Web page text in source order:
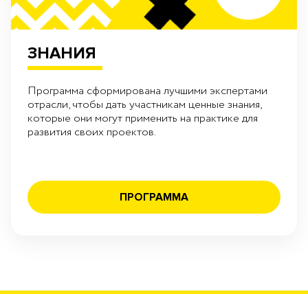
ЗНАНИЯ
Программа сформирована лучшими экспертами
отрасли, чтобы дать участникам ценные знания,
которые они могут применить на практике для
развития своих проектов.
ПРОГРАММА